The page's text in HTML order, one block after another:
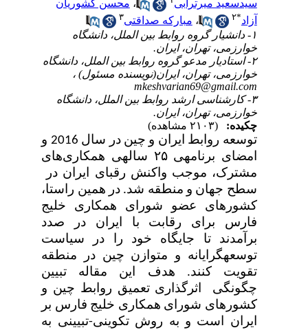
سیدسعید میرترابی ، محسن کشوریان
آزاد * ۲ ،مبارکه صداقتی
۱- دانشیار گروه روابط بین الملل، دانشگاه
خوارزمی،‌ تهران، ایران.
۲- استادیار مدعو گروه روابط بین الملل، دانشگاه
خوارزمی، تهران، ایران(نویسنده مسئول) ،
mkeshvarian69@gmail.com
۳- کارشناسی ارشد روابط بین الملل، دانشگاه
خوارزمی، تهران، ایران.
چکیده:
توسعه روابط ایران و چین در سال 2016 و
امضای برنامه­ی ۲۵ ساله­ی همکاری‌های
مشترک، موجب واکنش رقبای ایران در
سطح جهان و منطقه شد. در همین راستا،
کشورهای عضو شورای همکاری خلیج
فارس برای رقابت با ایران در صدد
برآمدند تا جایگاه خود را در سیاست
توسعه­گرایانه و متوازن چین در منطقه
تقویت کنند. هدف این مقاله تبیین
چگونگی اثرگذاری تعمیق روابط چین و
کشورهای شورای همکاری خلیج فارس بر
ایران است و به روش تکوینی-تبیینی به